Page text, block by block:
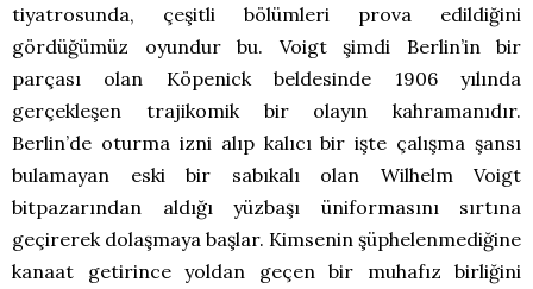
tiyatrosunda, çeşitli bölümleri prova edildiğini
gördüğümüz oyundur bu. Voigt şimdi Berlin’in bir
parçası olan Köpenick beldesinde 1906 yılında
gerçekleşen trajikomik bir olayın kahramanıdır.
Berlin’de oturma izni alıp kalıcı bir işte çalışma şansı
bulamayan eski bir sabıkalı olan Wilhelm Voigt
bitpazarından aldığı yüzbaşı üniformasını sırtına
geçirerek dolaşmaya başlar. Kimsenin şüphelenmediğine
kanaat getirince yoldan geçen bir muhafız birliğini